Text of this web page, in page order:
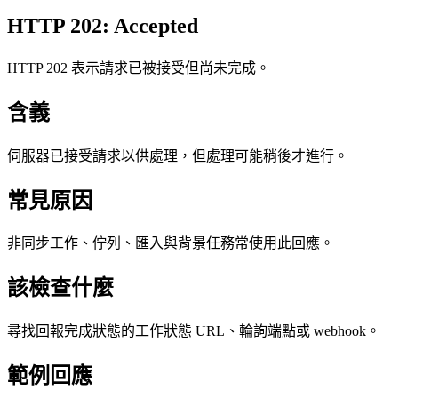
HTTP 202: Accepted
HTTP 202 表示請求已被接受但尚未完成。
含義
伺服器已接受請求以供處理，但處理可能稍後才進行。
常見原因
非同步工作、佇列、匯入與背景任務常使用此回應。
該檢查什麼
尋找回報完成狀態的工作狀態 URL、輪詢端點或 webhook。
範例回應